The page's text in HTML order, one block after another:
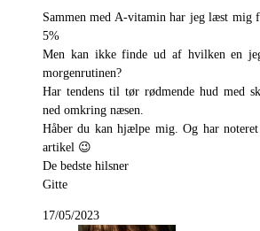
Sammen med A-vitamin har jeg læst mig
5%
Men kan ikke finde ud af hvilken en
morgenrutinen?
Har tendens til tør rødmende hud med
ned omkring næsen.
Håber du kan hjælpe mig. Og har
artikel 😉
De bedste hilsner
Gitte
17/05/2023